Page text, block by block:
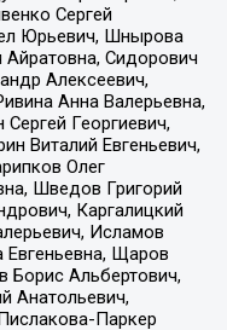
Сергей
Юрьевич, Шнырова
Сидорович
Алексеевич,
Анна Валерьевна,
Георгиевич,
Виталий Евгеньевич,
Олег
Шведов Григорий
Каргалицкий
Исламов
Евгеньевна, Щаров
Борис Альбертович,
Анатольевич,
Паркер